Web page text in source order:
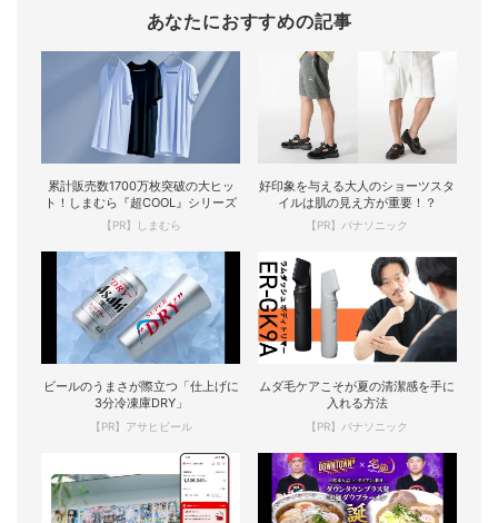
あなたにおすすめの記事
累計販売数1700万枚突破の大ヒッ
ト！しまむら『超COOL』シリーズ
【PR】しまむら
好印象を与える大人のショーツスタ
イルは肌の見え方が重要！？
【PR】パナソニック
ビールのうまさが際立つ「仕上げに
3分冷凍庫DRY」
【PR】アサヒビール
ムダ毛ケアこそが夏の清潔感を手に
入れる方法
【PR】パナソニック